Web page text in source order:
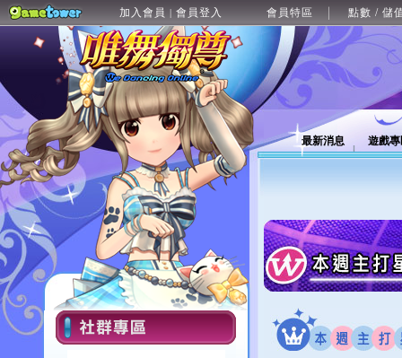
加入會員 | 會員登入 會員特區 點數 / 儲
最新消息 遊戲